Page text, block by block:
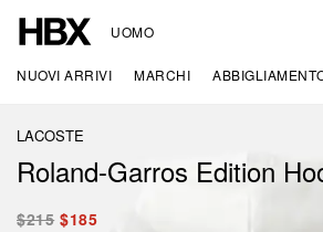
UOMO
NUOVI ARRIVI MARCHI
LACOSTE
Roland-Garros Edition
$215 $185